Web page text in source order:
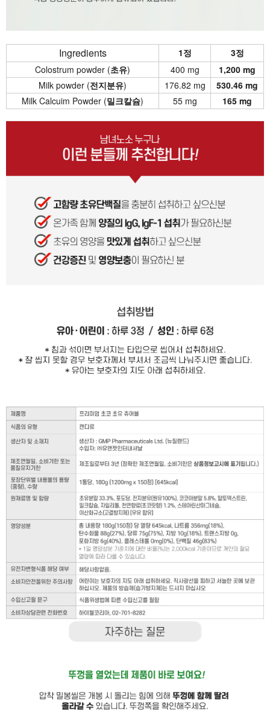
Ingredients 1정
3정
Colostrum powder (초유) 400 mg
1,200 mg
Milk powder (전지분유) 176.82 mg
530.46 mg
Milk Calcuim Powder (밀크칼슘) 55 mg 165 mg